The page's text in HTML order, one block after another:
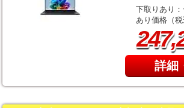
下取りあり
あり価格（税
247,
詳細